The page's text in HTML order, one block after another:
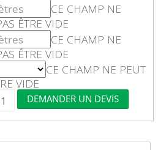
CE CHAMP NE
ÊTRE VIDE
CE CHAMP NE
ÊTRE VIDE
CE CHAMP NE PEUT
VIDE
DEMANDER UN DEVIS